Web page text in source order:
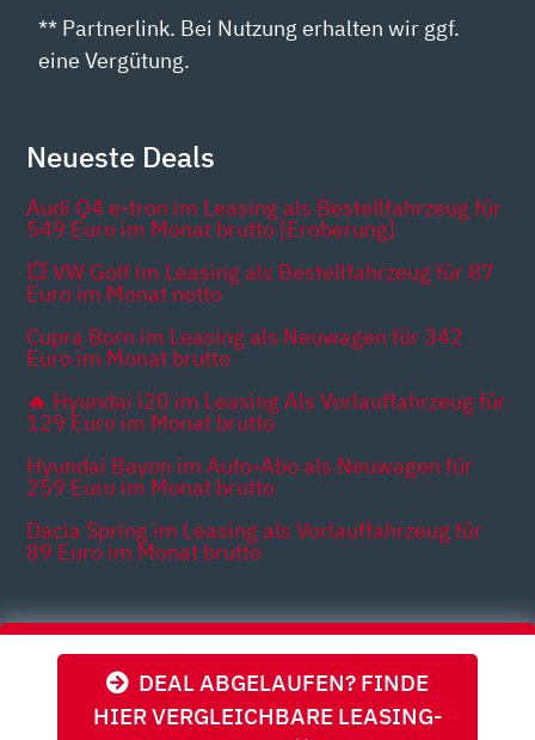
DEAL ABGELAUFEN? FINDE
HIER VERGLEICHBARE LEASING-
** Partnerlink. Bei Nutzung erhalten wir ggf.
eine Vergütung.
Neueste Deals
Audi Q4 e-tron im Leasing als Bestellfahrzeug für
549 Euro im Monat brutto [Eroberung]
💥 VW Golf im Leasing als Bestellfahrzeug für 87
Euro im Monat netto
Cupra Born im Leasing als Neuwagen für 342
Euro im Monat brutto
🔥 Hyundai i20 im Leasing Als Vorlauffahrzeug für
129 Euro im Monat brutto
Hyundai Bayon im Auto-Abo als Neuwagen für
259 Euro im Monat brutto
Dacia Spring im Leasing als Vorlauffahrzeug für
89 Euro im Monat brutto